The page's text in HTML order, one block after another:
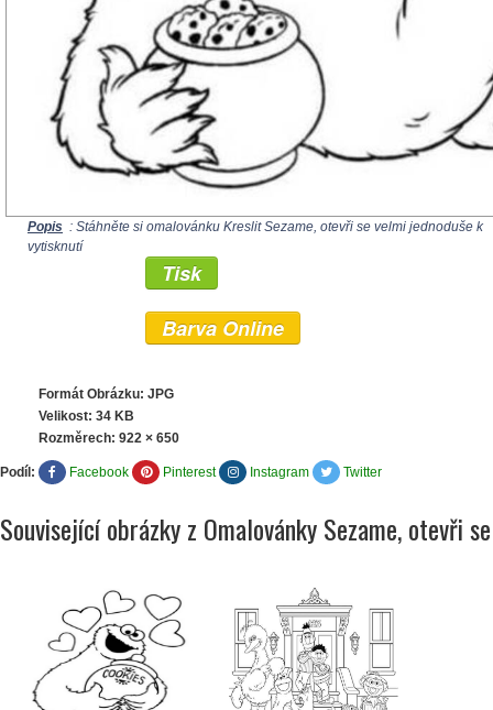
Popis : Stáhněte si omalovánku Kreslit Sezame, otevři se velmi jednoduše k
vytisknutí
Tisk
Barva Online
Formát Obrázku: JPG
Velikost: 34 KB
Rozměrech: 922 × 650
Podíl: Facebook Pinterest Instagram Twitter
Související obrázky z Omalovánky Sezame, otevři se